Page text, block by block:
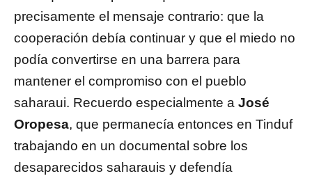
precisamente el mensaje contrario: que la
cooperación debía continuar y que el miedo no
podía convertirse en una barrera para
mantener el compromiso con el pueblo
saharaui. Recuerdo especialmente a José
Oropesa, que permanecía entonces en Tinduf
trabajando en un documental sobre los
desaparecidos saharauis y defendía